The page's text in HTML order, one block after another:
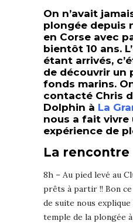
On n’avait
plongée depuis
en Corse avec
bientôt 10 ans.
étant arrivés,
de découvrir un
fonds marins.
contacté Chris
Dolphin à La
nous a fait vivre
expérience de
La rencontre
8h – Au pied levé au
prêts à partir !! Bon
de suite nous
temple de la plongée